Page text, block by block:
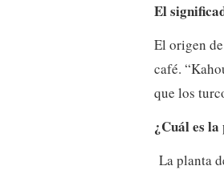
El
El origen
café.
que los
¿Cuál es
La planta